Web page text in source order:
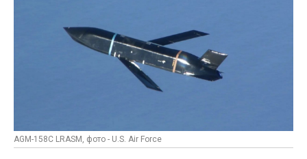
AGM-158C LRASM, фото - U.S. Air Force